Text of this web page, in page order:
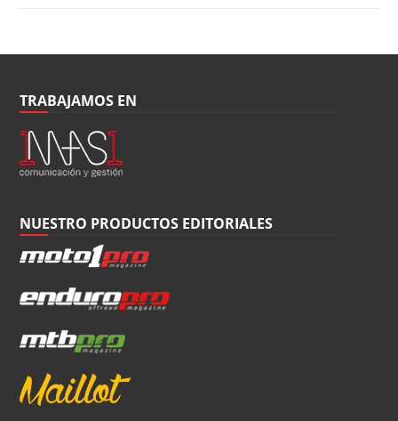
TRABAJAMOS EN
NUESTRO PRODUCTOS EDITORIALES